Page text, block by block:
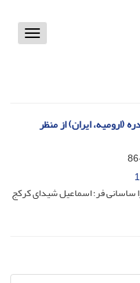
Toggle
(ارومیه، ایران) از منظر
ساسانی فر؛ اسماعیل شیدای کرکج